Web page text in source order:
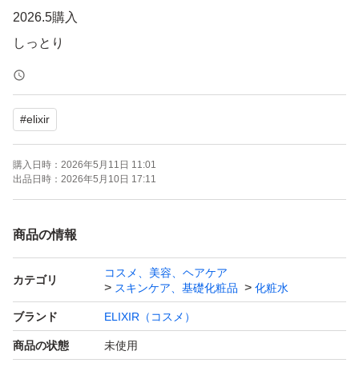
2026.5購入
しっとり
#elixir
購入日時： 2026年5月11日 11:01
出品日時： 2026年5月10日 17:11
商品の情報
カテゴリ
コスメ、美容、ヘアケア
スキンケア、基礎化粧品
化粧水
ブランド ELIXIR（コスメ）
商品の状態 未使用